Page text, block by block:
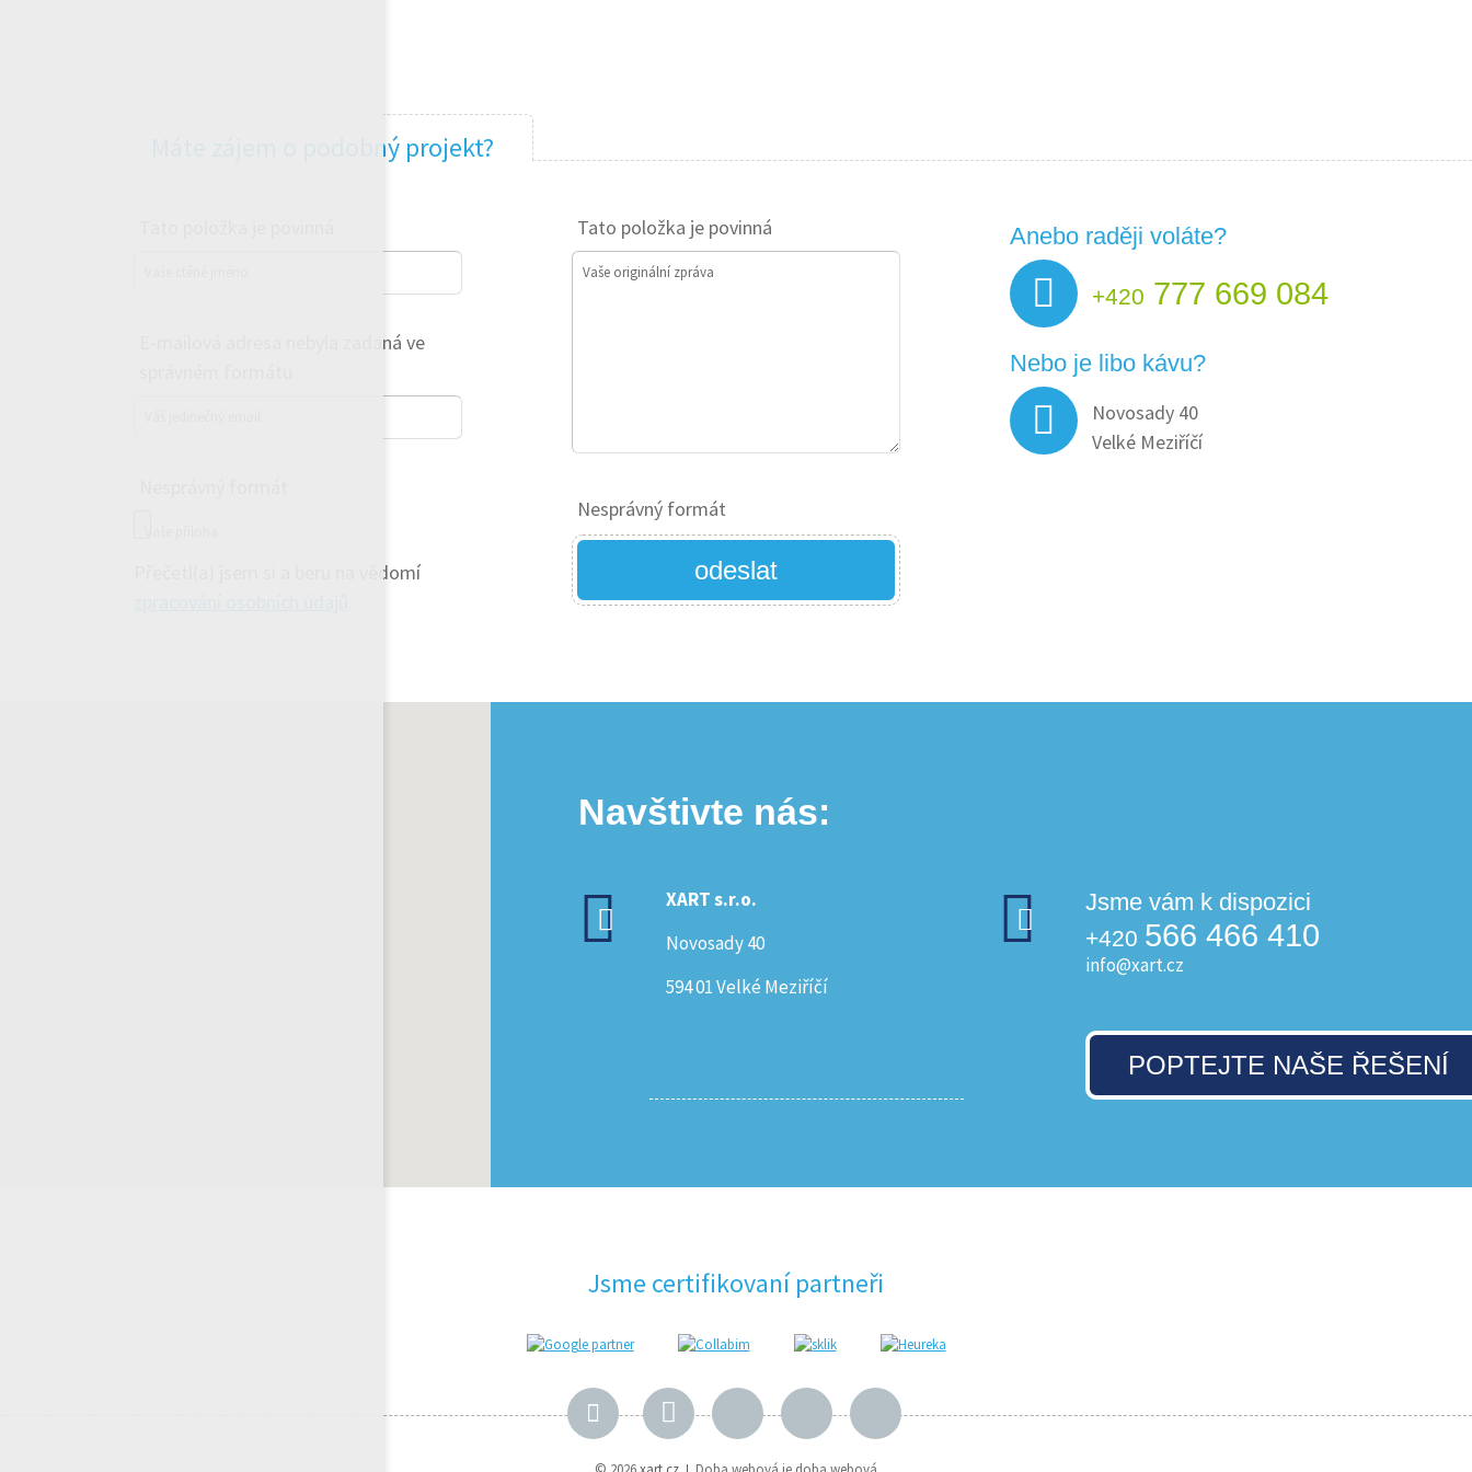
Máte zájem o podobný projekt?
E-mailová adresa nebyla zadaná ve
Přečetl(a) jsem si a beru na vědomí
Tato položka je povinná
Vaše originální zpráva
Nesprávný formát
odeslat
Anebo raději voláte?
+420 777 669 084
Nebo je libo kávu?
Novosady 40
Velké Meziříčí
Navštivte nás:
XART s.r.o.
Novosady 40
594 01 Velké Meziříčí
Jsme vám k dispozici
+420 566 466 410
info@xart.cz
POPTEJTE NAŠE ŘEŠENÍ
Jsme certifikovaní partneři